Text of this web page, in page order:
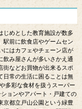
行、早稲田・江戸川橋・飯
じめとした教育施設が数多
駅前に飲食店やゲームセン
にはカフェやチェーン店が
飲み屋さんが多いさかえ通
街などお買物が出来るスポ
日常の生活に困ることは無
多彩な食材を扱うスーパー